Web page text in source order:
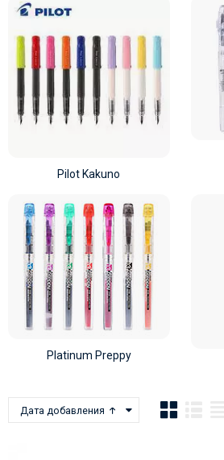
Pilot Kakuno
Platinum Preppy
Дата добавления